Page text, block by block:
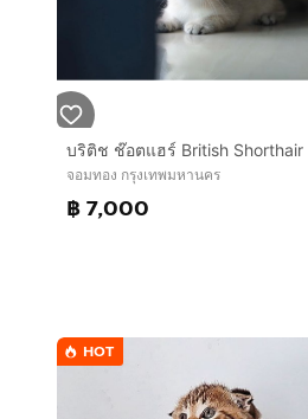
จอมทอง กรุงเทพมหานคร
฿ 7,000
HOT